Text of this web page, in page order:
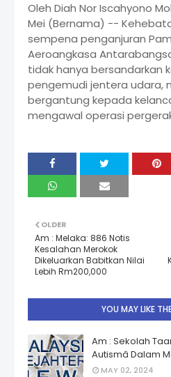
Oleh Diah Nor Iscahyono
Mei (Bernama) --
sempena penganjuran
Aeroangkasa Antarabangsa
tidak hanya bersandarkan
pengemudi jentera udara,
bergantung kepada
mengawal operasi
OLDER
Am : Melaka: 886 Notis
Kesalahan Merokok
Dikeluarkan Babitkan Nilai
Lebih Rm200,000
YOU MAY LIKE
Am : Sekolah
Autismâ Dalam
MAY 02, 2024